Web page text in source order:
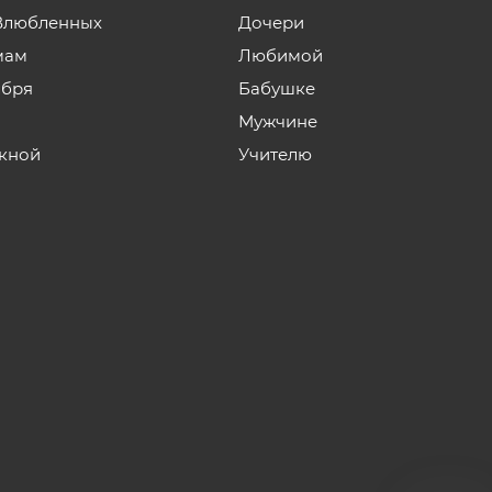
Дочери
Любимой
Бабушке
Мужчине
Учителю